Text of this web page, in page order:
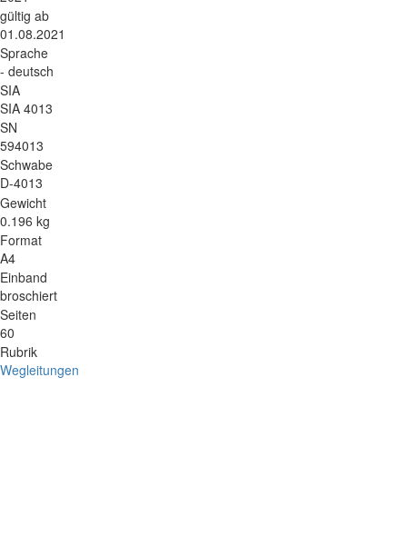
gültig ab
01.08.2021
Sprache
- deutsch
SIA
SIA 4013
SN
594013
Schwabe
D-4013
Gewicht
0.196 kg
Format
A4
Einband
broschiert
Seiten
60
Rubrik
Wegleitungen